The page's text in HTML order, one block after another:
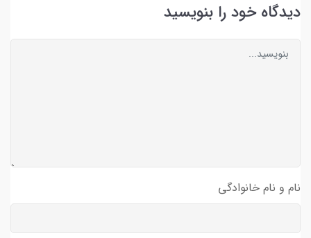
دیدگاه خود را بنویسید
نام و نام خانوادگی